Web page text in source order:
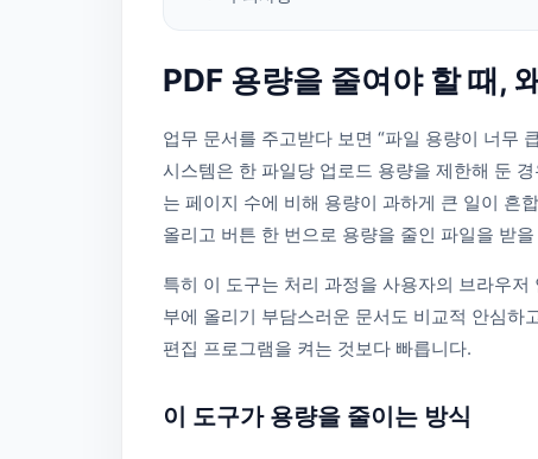
PDF 용량을 줄여야 할 때,
업무 문서를 주고받다 보면 “파일 용량이 너무
시스템은 한 파일당 업로드 용량을 제한해 둔
는 페이지 수에 비해 용량이 과하게 큰 일이 흔
올리고 버튼 한 번으로 용량을 줄인 파일을 받
특히 이 도구는 처리 과정을 사용자의 브라우
부에 올리기 부담스러운 문서도 비교적 안심하
편집 프로그램을 켜는 것보다 빠릅니다.
이 도구가 용량을 줄이는 방식